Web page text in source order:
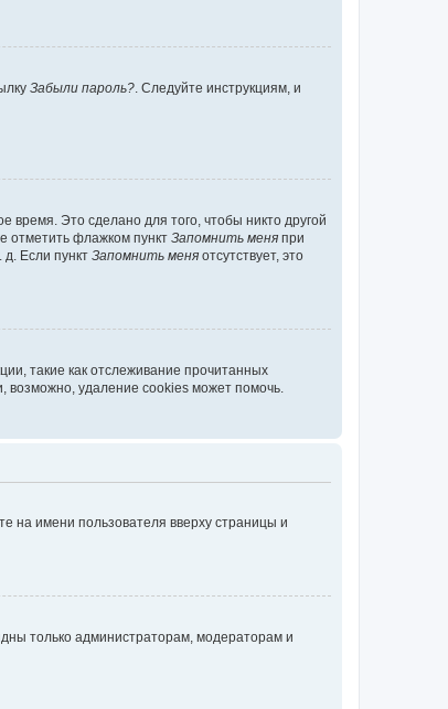
Забыли пароль? . Следуйте инструкциям, и
время. Это сделано для того, чтобы никто другой
отметить флажком пункт Запомнить меня при
Если пункт Запомнить меня отсутствует, это
такие как отслеживание прочитанных
удаление cookies может помочь.
на имени пользователя вверху страницы и
только администраторам, модераторам и